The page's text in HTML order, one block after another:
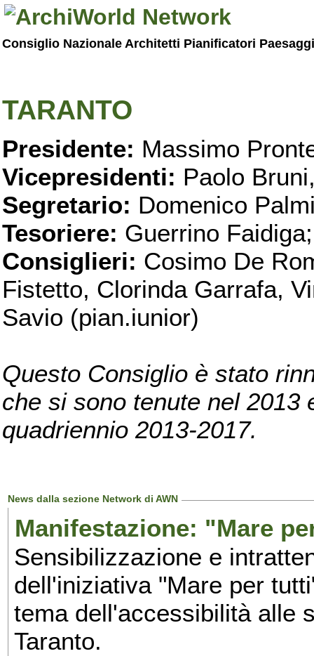
Consiglio Nazionale Architetti Pianificatori
TARANTO
Presidente: Massimo
Vicepresidenti: Paolo
Segretario: Domenico
Tesoriere: Guerrino Faidiga;
Consiglieri: Cosimo De
Fistetto, Clorinda Garrafa,
Savio (pian.iunior)
Questo Consiglio è stato
che si sono tenute nel 2013
quadriennio 2013-2017.
News dalla sezione Network di AWN
Manifestazione: "Mare
Sensibilizzazione e
dell'iniziativa "Mare per
tema dell'accessibilità alle
Taranto.